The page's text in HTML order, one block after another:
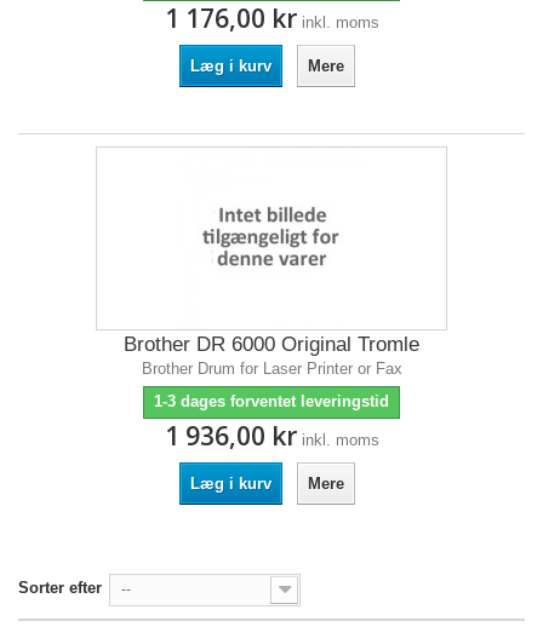
1 176,00 kr inkl. moms
Læg i kurv Mere
Brother DR 6000 Original Tromle
Brother Drum for Laser Printer or Fax
1-3 dages forventet leveringstid
1 936,00 kr inkl. moms
Læg i kurv Mere
Sorter efter --